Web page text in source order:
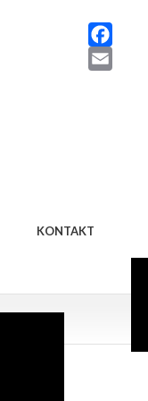
Facebook
KONTAKT